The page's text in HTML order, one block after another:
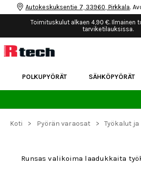
Autokeskuksentie 7, 33960, Pirkkala.
Toimituskulut alkaen 4,90 €. Ilmainen
tarviketilauksissa.
POLKUPYÖRÄT SÄHKÖPYÖRÄT
Koti > Pyörän varaosat > Työkalut
Runsas valikoima laadukkaita